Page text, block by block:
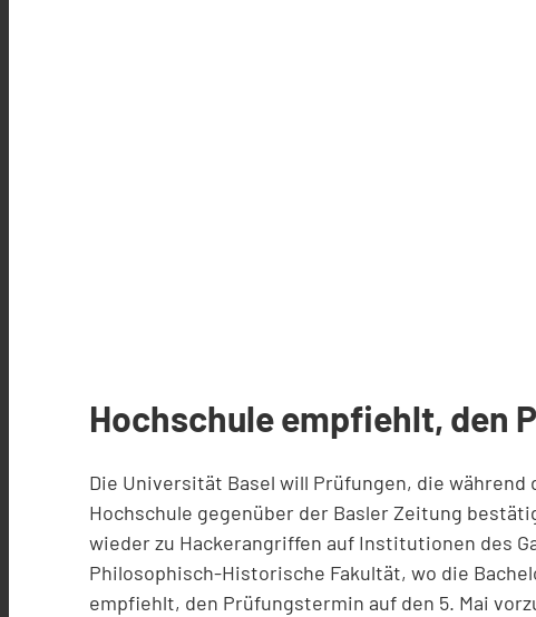
Hochschule empfiehlt, den
Die Universität Basel will Prüfungen, die
Hochschule gegenüber der Basler Zeitung
wieder zu Hackerangriffen auf Institutionen des
Philosophisch-Historische Fakultät, wo die
empfiehlt, den Prüfungstermin auf den 5. Mai